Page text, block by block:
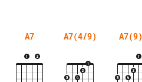
A7 A7(4/9) A7(9)